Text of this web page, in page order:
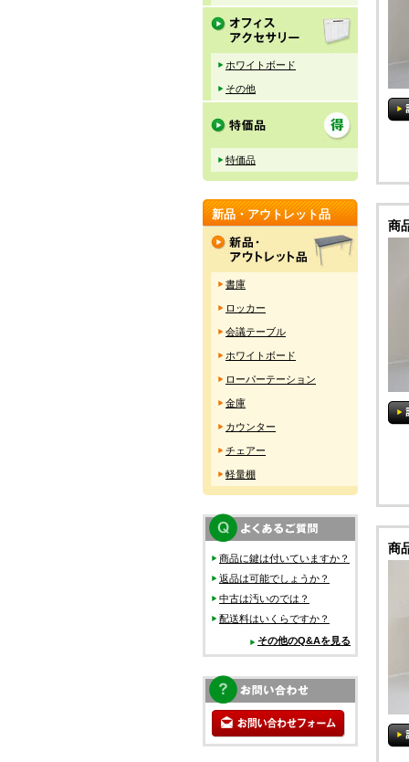
商
商
ホワイトボード
その他
特価品
新品・アウトレット品
書庫
ロッカー
会議テーブル
ホワイトボード
ローパーテーション
金庫
カウンター
チェアー
軽量棚
商品に鍵は付いていますか？
返品は可能でしょうか？
中古は汚いのでは？
配送料はいくらですか？
その他のQ&Aを見る